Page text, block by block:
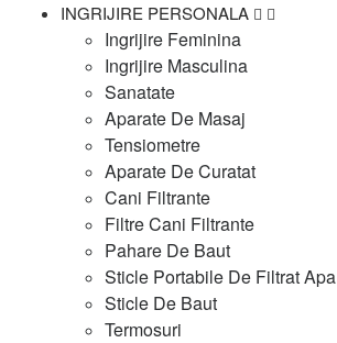
INGRIJIRE PERSONALA
Ingrijire Feminina
Ingrijire Masculina
Sanatate
Aparate De Masaj
Tensiometre
Aparate De Curatat
Cani Filtrante
Filtre Cani Filtrante
Pahare De Baut
Sticle Portabile De Filtrat Apa
Sticle De Baut
Termosuri